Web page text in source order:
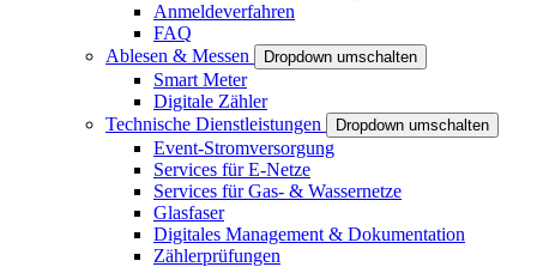
Anmeldeverfahren
FAQ
Ablesen & Messen
Dropdown umschalten
Smart Meter
Digitale Zähler
Technische Dienstleistungen
Dropdown umschalten
Event-Stromversorgung
Services für E-Netze
Services für Gas- & Wassernetze
Glasfaser
Digitales Management & Dokumentation
Zählerprüfungen